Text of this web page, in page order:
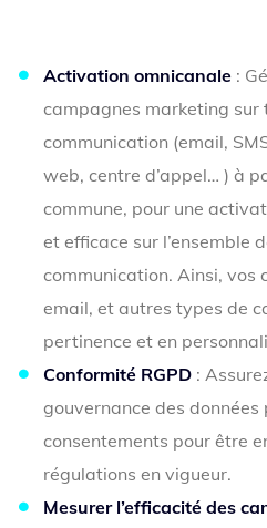
Activation omnicanale :
campagnes marketing sur
communication (email,
web, centre d’appel… ) à
commune, pour une
et efficace sur l’ensemble
communication. Ainsi,
email, et autres types de
pertinence et en
Conformité RGPD :
gouvernance des données
consentements pour être
régulations en vigueur.
Mesurer l’efficacité des